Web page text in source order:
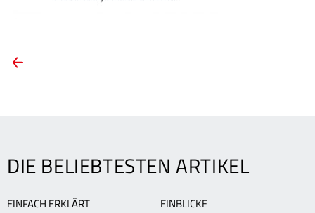
ARTIKEL-
DIE BELIEBTESTEN ARTIKEL
EINFACH ERKLÄRT EINBLICKE